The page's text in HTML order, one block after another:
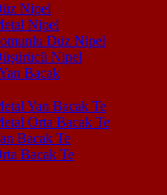
Nipel
Nipel
Düz Nipel
Nipel
Bacak
Yan Bacak Te
Orta Bacak Te
Bacak Te
Bacak Te